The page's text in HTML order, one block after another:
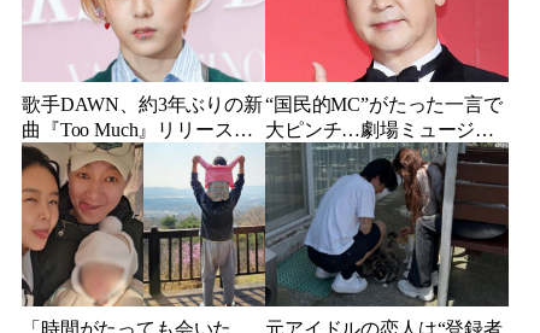
歌手DAWN、約3年ぶりの新
曲『Too Much』リリース
「他人の目や数字ばかり気
にしていた」
“国民的MC”がたった一言で
大ピンチ…劇場ミュージカ
ルを巡る発言に批判続出、
ついに長文で謝罪
「時間がたっても会いた
元アイドルの恋人は“登録者